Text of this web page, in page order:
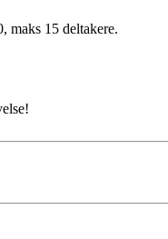
maks 15 deltakere.